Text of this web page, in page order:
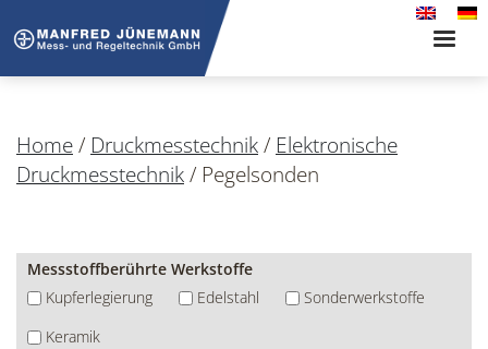
Toggle
Home/ Druckmesstechnik/ Elektronische
Druckmesstechnik/ Pegelsonden
Messstoffberührte Werkstoffe
Kupferlegierung
Edelstahl
Sonderwerkstoffe
Keramik